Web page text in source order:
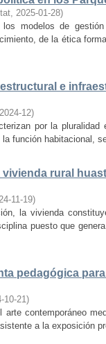
, 2025-01-28)
modelos de
de la ética
e
2024-12)
por la
función habitacional,
rural
11-19)
la vivienda
puesto que
pedagógica
10-21)
arte contemporáneo
a la exposición